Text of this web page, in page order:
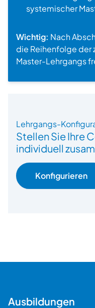
systemischer
Wichtig: Nach
die Reihenfolge der
Master-Lehrgangs
Lehrgangs-
Stellen Sie Ihre
individuell
Konfigurieren
Ausbildungen